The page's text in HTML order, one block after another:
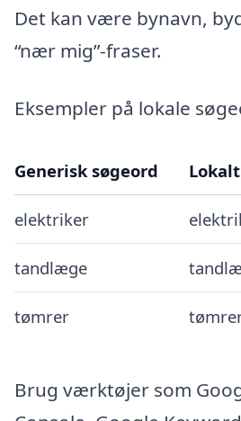
Det kan være bynavn,
“nær mig”-fraser.
Eksempler på lokale
Generisk søgeord
elektriker
tandlæge
tømrer
Brug værktøjer som